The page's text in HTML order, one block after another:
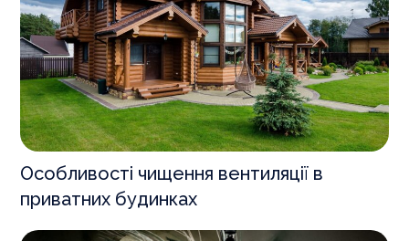
Особливості чищення вентиляції в
приватних будинках